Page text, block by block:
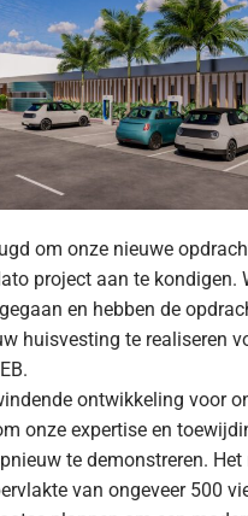
om onze nieuwe
project aan te kondigen.
en hebben de
huisvesting te realiseren
ontwikkeling voor
onze expertise en
te demonstreren.
van ongeveer 500